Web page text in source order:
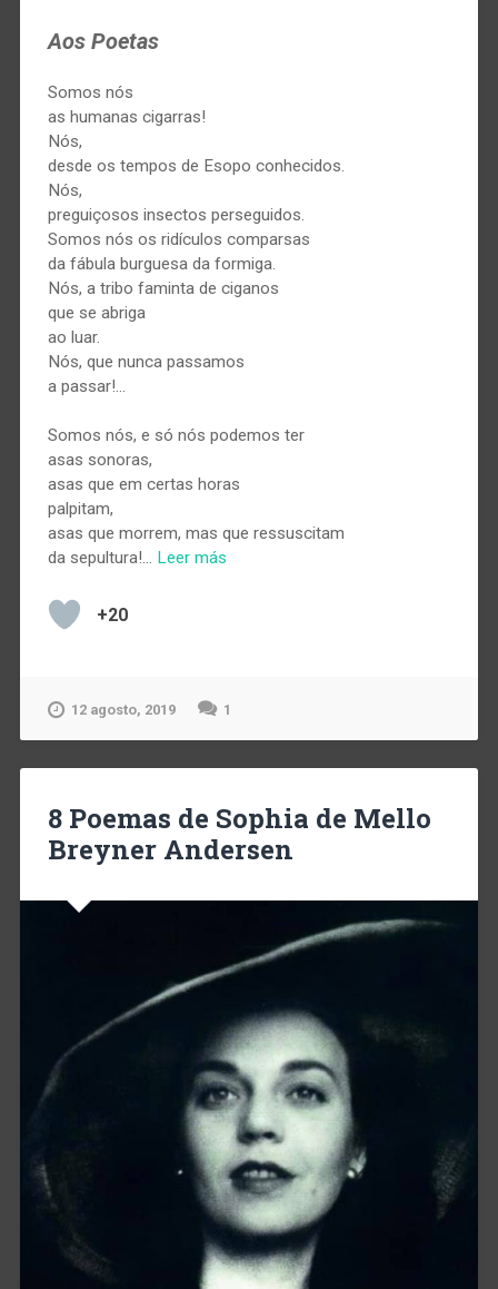
Aos Poetas
Somos nós
as humanas cigarras!
Nós,
desde os tempos de Esopo conhecidos.
Nós,
preguiçosos insectos perseguidos.
Somos nós os ridículos comparsas
da fábula burguesa da formiga.
Nós, a tribo faminta de ciganos
que se abriga
ao luar.
Nós, que nunca passamos
a passar!…
Somos nós, e só nós podemos ter
asas sonoras,
asas que em certas horas
palpitam,
asas que morrem, mas que ressuscitam
da sepultura!… Leer más
+20
12 agosto, 2019 1
8 Poemas de Sophia de Mello
Breyner Andersen